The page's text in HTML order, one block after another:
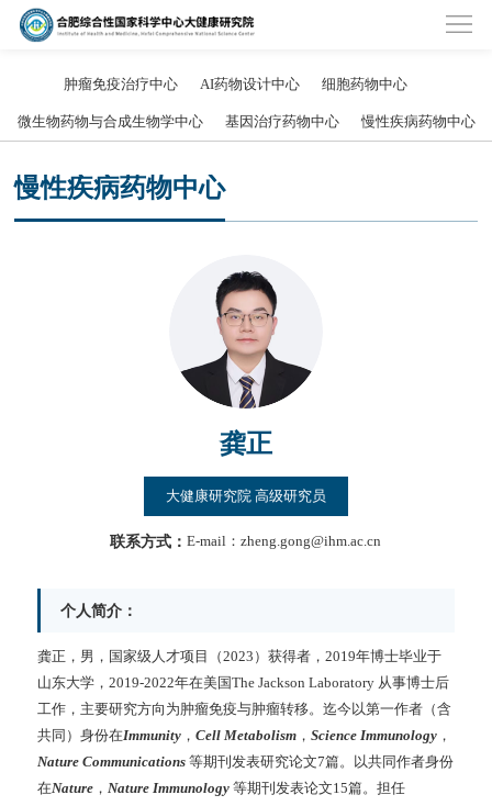
肿瘤免疫治疗中心 AI药物设计中心 细胞药物中心
微生物药物与合成生物学中心 基因治疗药物中心 慢性疾病药物中心
慢性疾病药物中心
龚正
大健康研究院 高级研究员
联系方式：E-mail：zheng.gong@ihm.ac.cn
个人简介：
龚正，男，国家级人才项目（2023）获得者，2019年博士毕业于
山东大学，2019-2022年在美国The Jackson Laboratory 从事博士后
工作，主要研究方向为肿瘤免疫与肿瘤转移。迄今以第一作者（含
共同）身份在Immunity ，Cell Metabolism ，Science Immunology ，
Nature Communications等期刊发表研究论文7篇。以共同作者身份
在Nature ，Nature Immunology等期刊发表论文15篇。担任